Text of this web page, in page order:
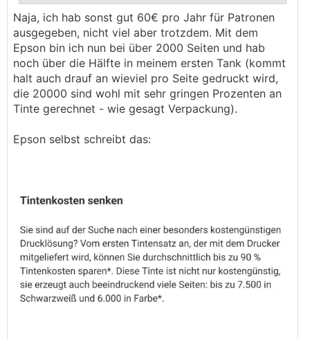
..
Naja, ich hab sonst gut 60€ pro Jahr für Patronen
ausgegeben, nicht viel aber trotzdem. Mit dem
Epson bin ich nun bei über 2000 Seiten und hab
noch über die Hälfte in meinem ersten Tank (kommt
halt auch drauf an wieviel pro Seite gedruckt wird,
die 20000 sind wohl mit sehr gringen Prozenten an
Tinte gerechnet - wie gesagt Verpackung).
Epson selbst schreibt das: